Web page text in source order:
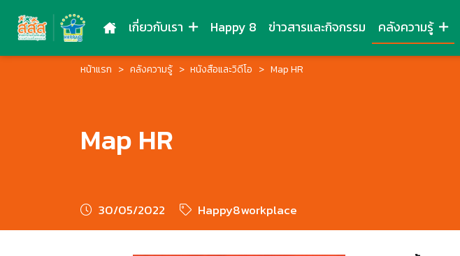
เกี่ยวกับเรา Happy 8 ข่าวสารและกิจกรรม คลังความรู้
หน้าแรก คลังความรู้ หนังสือและวิดีโอ Map HR
Map HR
30/05/2022 Happy8workplace